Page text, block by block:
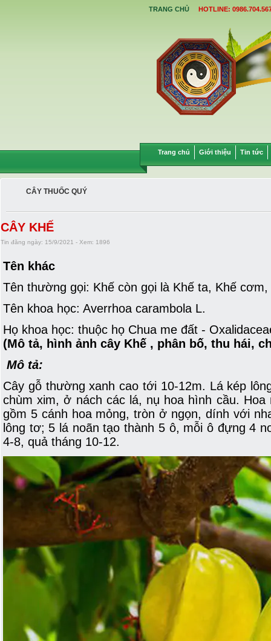
TRANG CHỦ HOTLINE:
Trang chủ Giới thiệu Tin tức
CÂY THUỐC QUÝ
CÂY KHẾ
Tin đăng ngày: 15/9/2021 - Xem: 1896
Tên khác
Tên thường gọi: Khế còn gọi là Khế ta, Khế
Tên khoa học: Averrhoa carambola L.
Họ khoa học: thuộc họ Chua me đất -
(Mô tả, hình ảnh cây Khế , phân bố, thu hái,
Mô tả:
Cây gỗ thường xanh cao tới 10-12m. Lá kép
chùm xim, ở nách các lá, nụ hoa hình cầu.
gồm 5 cánh hoa mỏng, tròn ở ngọn, dính với
lông tơ; 5 lá noãn tạo thành 5 ô, mỗi ô đựng 4
4-8, quả tháng 10-12.